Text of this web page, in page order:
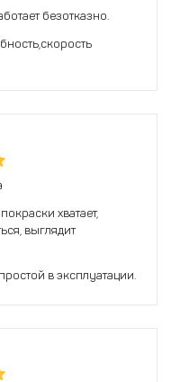
безотказно.
хватает,
выглядит
в эксплуатации.